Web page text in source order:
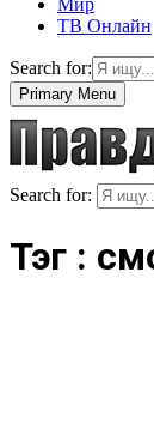
Мир
ТВ Онлайн
Search for:
Primary Menu
Search for:
Тэг :